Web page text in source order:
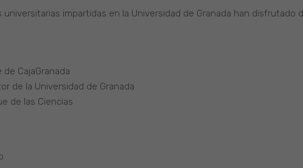
impartidas en la Universidad de Granada han disfrutado
CajaGranada
de la Universidad de Granada
de las Ciencias